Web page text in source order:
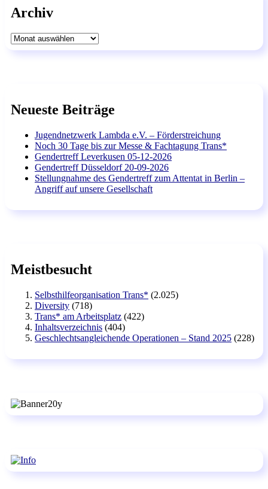
Archiv
Archiv
Neueste Beiträge
Jugendnetzwerk Lambda e.V. – Förderstreichung
Noch 30 Tage bis zur Messe & Fachtagung Trans*
Gendertreff Leverkusen 05-12-2026
Gendertreff Düsseldorf 20-09-2026
Stellungnahme des Gendertreff zum Attentat in Berlin –
Angriff auf unsere Gesellschaft
Meistbesucht
Selbsthilfeorganisation Trans* (2.025)
Diversity (718)
Trans* am Arbeitsplatz (422)
Inhaltsverzeichnis (404)
Geschlechtsangleichende Operationen – Stand 2025 (228)